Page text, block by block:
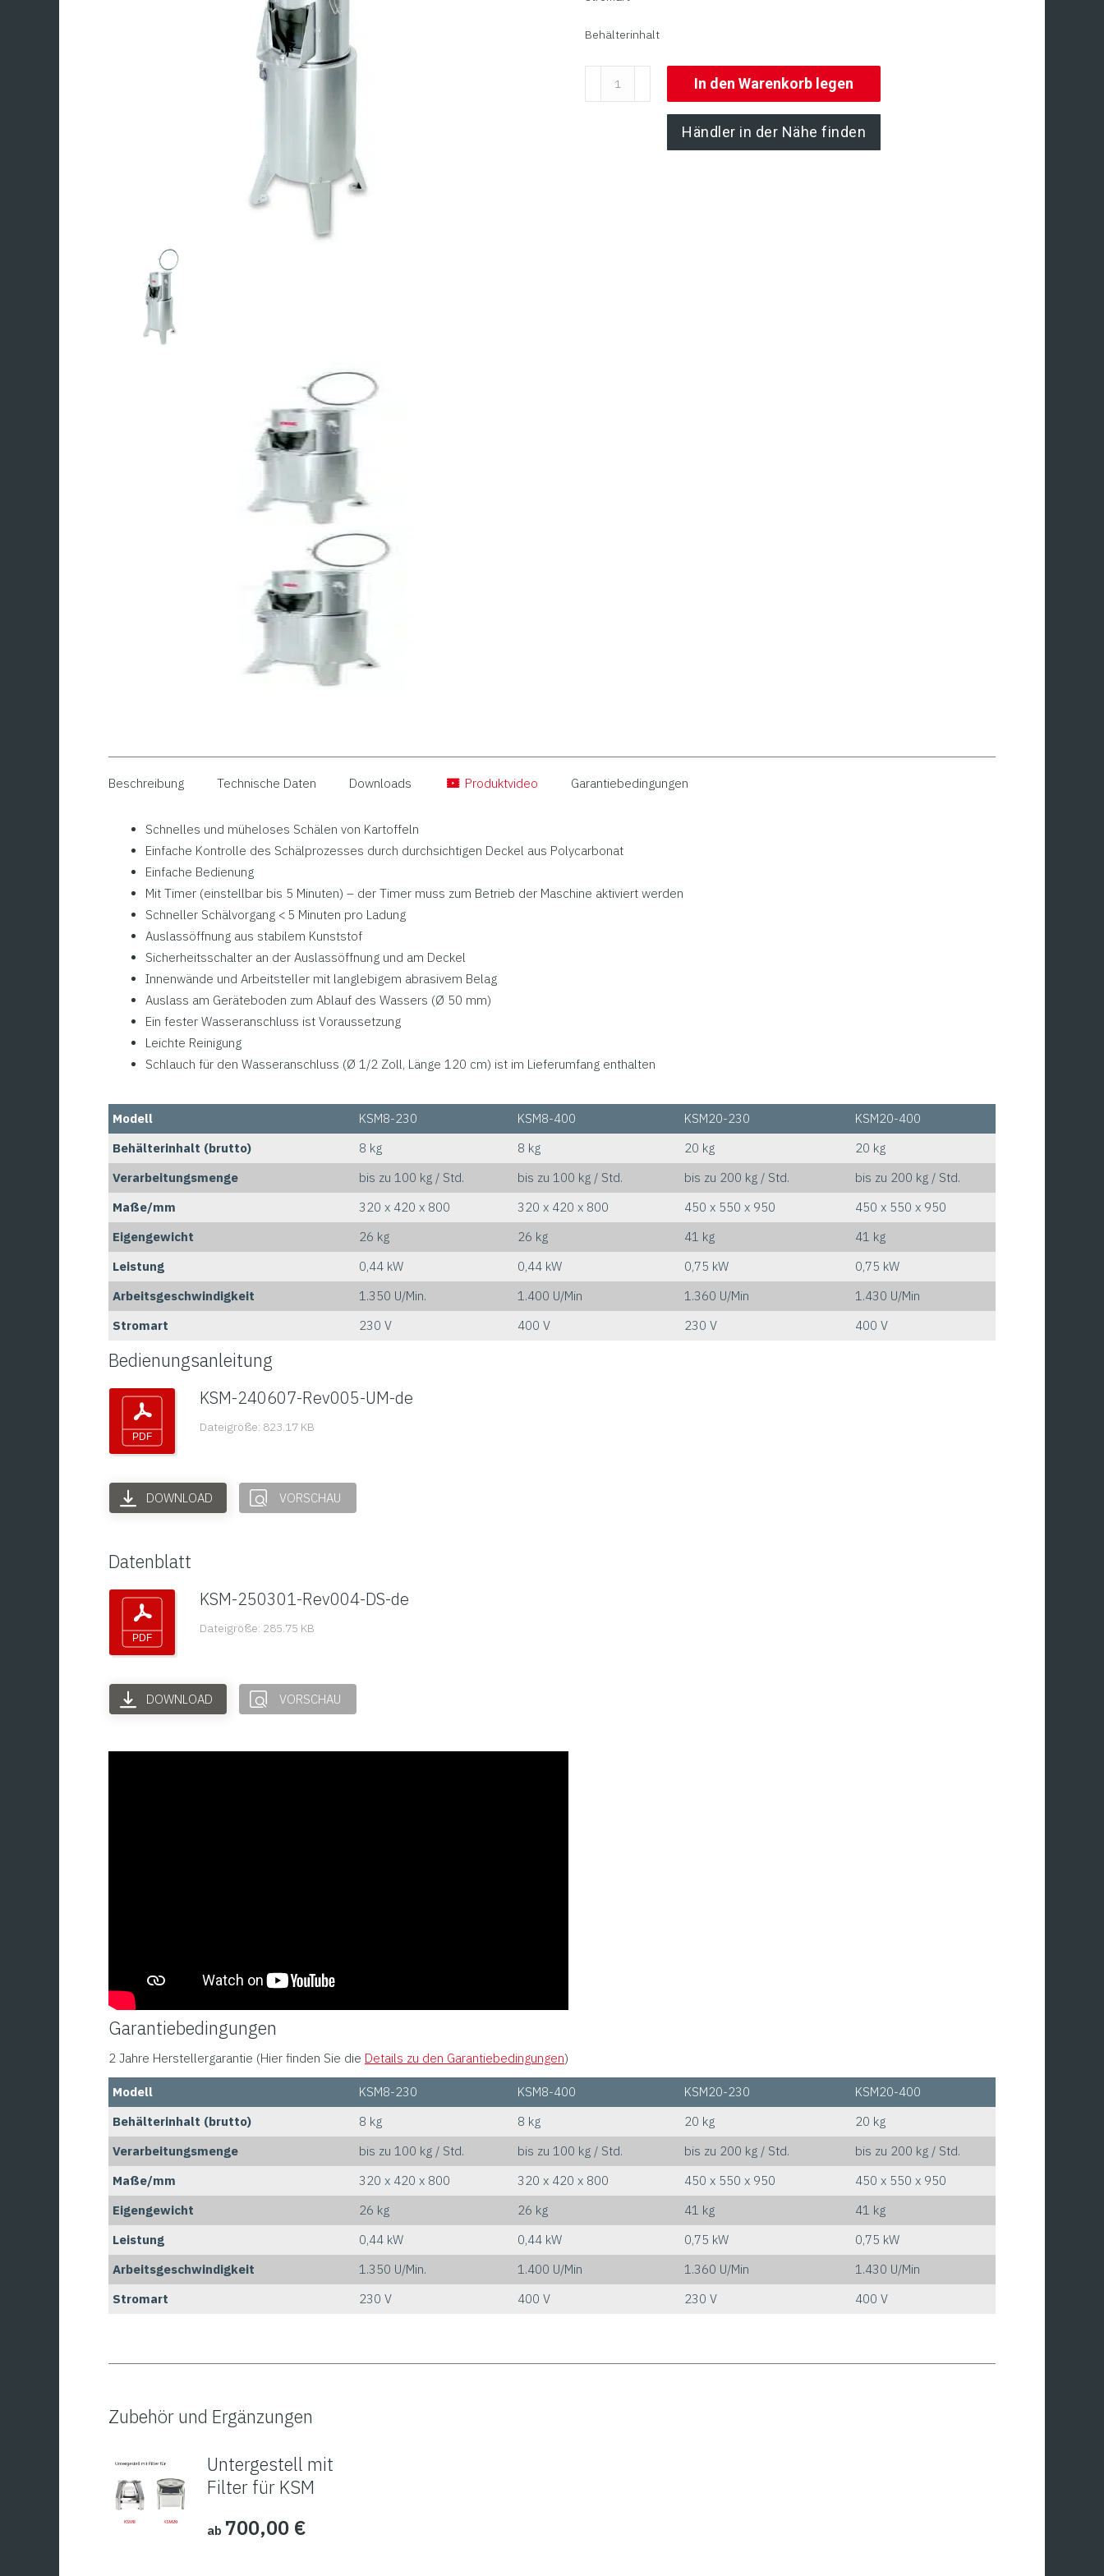
Behälterinhalt
KartoffelschälmaschineIn den Warenkorb legen
Händler in der Nähe finden
Beschreibung Technische Daten Downloads Produktvideo Garantiebedingungen
Schnelles und müheloses Schälen von Kartoffeln
Einfache Kontrolle des Schälprozesses durch durchsichtigen Deckel aus Polycarbonat
Einfache Bedienung
Mit Timer (einstellbar bis 5 Minuten) – der Timer muss zum Betrieb der Maschine aktiviert werden
Schneller Schälvorgang < 5 Minuten pro Ladung
Auslassöffnung aus stabilem Kunststof
Sicherheitsschalter an der Auslassöffnung und am Deckel
Innenwände und Arbeitsteller mit langlebigem abrasivem Belag
Auslass am Geräteboden zum Ablauf des Wassers (Ø 50 mm)
Ein fester Wasseranschluss ist Voraussetzung
Leichte Reinigung
Schlauch für den Wasseranschluss (Ø 1/2 Zoll, Länge 120 cm) ist im Lieferumfang enthalten
Modell KSM8-230 KSM8-400 KSM20-230
KSM20-400
Behälterinhalt (brutto)
8 kg 8 kg 20 kg
20 kg
Verarbeitungsmenge
bis zu 100 kg / Std. bis zu 100 kg / Std. bis zu 200 kg / Std.
bis zu 200 kg / Std.
Maße/mm
320 x 420 x 800 320 x 420 x 800 450 x 550 x 950
450 x 550 x 950
Eigengewicht
26 kg 26 kg 41 kg
41 kg
Leistung
0,44 kW 0,44 kW 0,75 kW
0,75 kW
Arbeitsgeschwindigkeit
1.350 U/Min. 1.400 U/Min 1.360 U/Min
1.430 U/Min
Stromart
230 V 400 V 230 V 400 V
Bedienungsanleitung
KSM-240607-Rev005-UM-de
Dateigröße: 823.17 KB
DOWNLOAD VORSCHAU
Datenblatt
KSM-250301-Rev004-DS-de
Dateigröße: 285.75 KB
DOWNLOAD VORSCHAU
Garantiebedingungen
2 Jahre Herstellergarantie (Hier finden Sie die Details zu den Garantiebedingungen)
Modell KSM8-230 KSM8-400 KSM20-230
KSM20-400
Behälterinhalt (brutto)
8 kg 8 kg 20 kg
20 kg
Verarbeitungsmenge
bis zu 100 kg / Std. bis zu 100 kg / Std. bis zu 200 kg / Std.
bis zu 200 kg / Std.
Maße/mm
320 x 420 x 800 320 x 420 x 800 450 x 550 x 950
450 x 550 x 950
Eigengewicht
26 kg 26 kg 41 kg
41 kg
Leistung
0,44 kW 0,44 kW 0,75 kW
0,75 kW
Arbeitsgeschwindigkeit
1.350 U/Min. 1.400 U/Min 1.360 U/Min
1.430 U/Min
Stromart
230 V 400 V 230 V 400 V
Zubehör und Ergänzungen
Untergestell mit
Filter für KSM
ab 700,00 €